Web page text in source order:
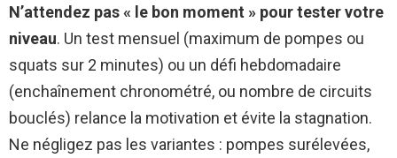
N’attendez pas « le bon moment » pour tester votre
niveau. Un test mensuel (maximum de pompes ou
squats sur 2 minutes) ou un défi hebdomadaire
(enchaînement chronométré, ou nombre de circuits
bouclés) relance la motivation et évite la stagnation.
Ne négligez pas les variantes : pompes surélevées,